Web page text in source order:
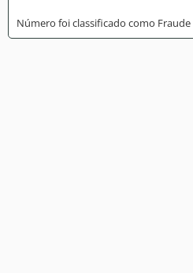
Número foi classificado como Fraude